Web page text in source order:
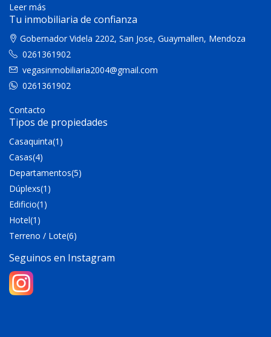
Leer más
Tu inmobiliaria de confianza
Gobernador Videla 2202, San Jose, Guaymallen, Mendoza
0261361902
vegasinmobiliaria2004@gmail.com
0261361902
Contacto
Tipos de propiedades
Casaquinta(1)
Casas(4)
Departamentos(5)
Dúplexs(1)
Edificio(1)
Hotel(1)
Terreno / Lote(6)
Seguinos en Instagram